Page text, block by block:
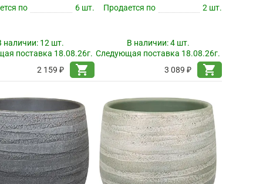
по
6 шт.
наличии: 12 шт.
поставка 18.08.26г.
2 159 ₽
shopping_cart
Продается по
2 шт.
В наличии:4 шт.
Следующая поставка 18.08.26г.
3 089 ₽
shopping_cart